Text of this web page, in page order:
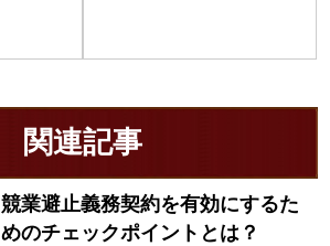
関連記事
競業避止義務契約を有効にするた
めのチェックポイントとは？